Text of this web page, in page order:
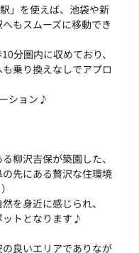
」を使えば、池袋や新
もスムーズに移動でき
分圏内に収めており、
乗り換えなしでアプロ
ション♪
柳沢吉保が築園した、
先にある贅沢な住環境
を身近に感じられ、
ットとなります♪
良いエリアでありなが